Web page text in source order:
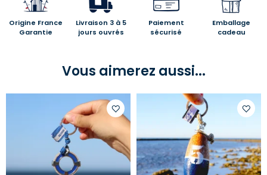
Origine France
Garantie
Livraison 3 à 5
jours ouvrés
Paiement
sécurisé
Emballage
cadeau
Vous aimerez aussi...
Ajouter
à
votre
liste
à
votre
liste